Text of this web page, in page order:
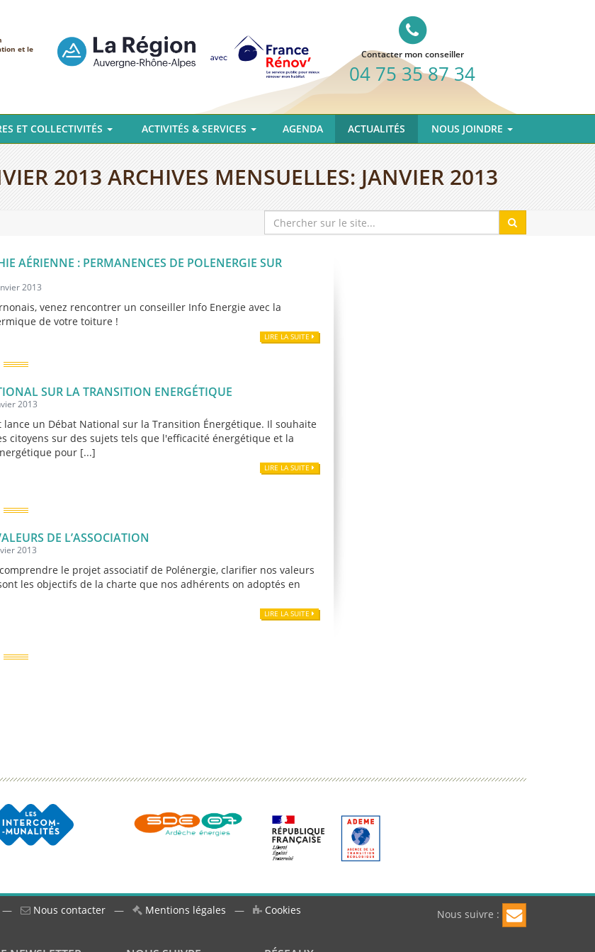
et le
Contacter mon conseiller
04 75 35 87 34
ET COLLECTIVITÉS ACTIVITÉS & SERVICES AGENDA ACTUALITÉS NOUS JOINDRE
2013 ARCHIVES MENSUELLES: JANVIER 2013
AÉRIENNE : PERMANENCES DE POLENERGIE SUR
2013
venez rencontrer un conseiller Info Energie avec la
de votre toiture !
LIRE LA SUITE
SUR LA TRANSITION ENERGÉTIQUE
2013
lance un Débat National sur la Transition Énergétique. Il souhaite
citoyens sur des sujets tels que l'efficacité énergétique et la
pour [...]
LIRE LA SUITE
DE L’ASSOCIATION
2013
le projet associatif de Polénergie, clarifier nos valeurs
les objectifs de la charte que nos adhérents on adoptés en
LIRE LA SUITE
— Nous contacter — Mentions légales — Cookies Nous suivre :